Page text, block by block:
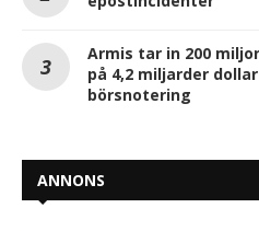
Armis tar in 200
på 4,2 miljarder
börsnotering
ANNONS